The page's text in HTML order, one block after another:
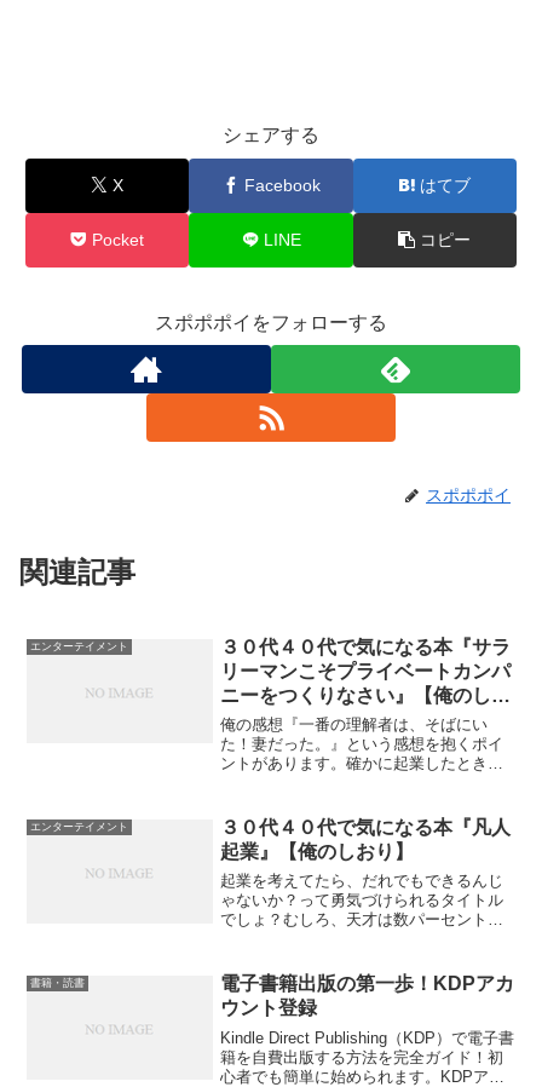
シェアする
X Facebook はてブ
Pocket LINE コピー
スポポポイをフォローする
スポポポイ
関連記事
エンターテイメント
３０代４０代で気になる本『サラ
リーマンこそプライベートカンパ
ニーをつくりなさい』【俺のしお
り】
俺の感想『一番の理解者は、そばにい
た！妻だった。』という感想を抱くポイ
ントがあります。確かに起業したときの
にもう一人増えたら、可能性は倍！どう
協力していくかを読み取り、...
エンターテイメント
３０代４０代で気になる本『凡人
起業』【俺のしおり】
起業を考えてたら、だれでもできるんじ
ゃないか？って勇気づけられるタイトル
でしょ？むしろ、天才は数パーセントだ
踏み出せなくて、何していいかわからな
い人へ一緒に起業に向けて...
書籍・読書
電子書籍出版の第一歩！KDPアカ
ウント登録
Kindle Direct Publishing（KDP）で電子書
籍を自費出版する方法を完全ガイド！初
心者でも簡単に始められます。KDPアカ